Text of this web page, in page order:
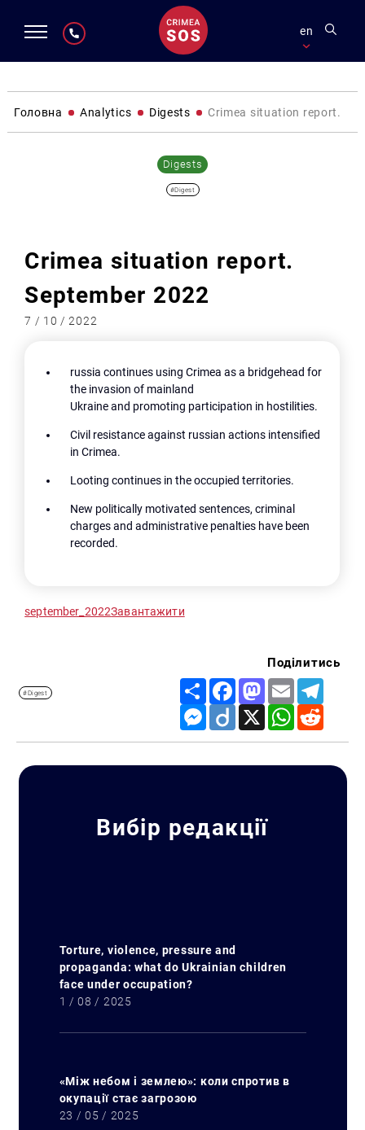
en
Головна Analytics Digests Сrimea situation report.
Digests
#Digest
Сrimea situation report.
September 2022
7 / 10 / 2022
russia continues using Crimea as a bridgehead for
the invasion of mainland
Ukraine and promoting participation in hostilities.
Civil resistance against russian actions intensified
in Crimea.
Looting continues in the occupied territories.
New politically motivated sentences, criminal
charges and administrative penalties have been
recorded.
september_2022Завантажити
#Digest
Поділитись
Share FacebookMastodon
Email
Messenger
Diigo X WhatsApp
Вибір редакції
Torture, violence, pressure and
propaganda: what do Ukrainian children
face under occupation?
1 / 08 / 2025
«Між небом і землею»: коли спротив в
окупації стає загрозою
23 / 05 / 2025